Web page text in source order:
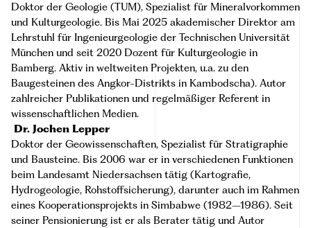
Doktor der Geologie (TUM), Spezialist für Mineralvorkommen
und Kulturgeologie. Bis Mai 2025 akademischer Direktor am
Lehrstuhl für Ingenieurgeologie der Technischen Universität
München und seit 2020 Dozent für Kulturgeologie in
Bamberg. Aktiv in weltweiten Projekten, u.a. zu den
Baugesteinen des Angkor-Distrikts in Kambodscha). Autor
zahlreicher Publikationen und regelmäßiger Referent in
wissenschaftlichen Medien.
Dr. Jochen Lepper
Doktor der Geowissenschaften, Spezialist für Stratigraphie
und Bausteine. Bis 2006 war er in verschiedenen Funktionen
beim Landesamt Niedersachsen tätig (Kartografie,
Hydrogeologie, Rohstoffsicherung), darunter auch im Rahmen
eines Kooperationsprojekts in Simbabwe (1982–1986). Seit
seiner Pensionierung ist er als Berater tätig und Autor